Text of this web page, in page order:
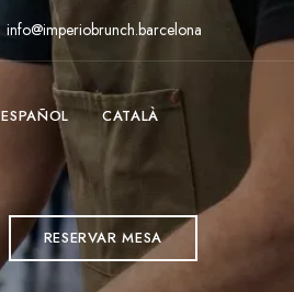
info@imperiobrunch.barcelona
ESPAÑOL CATALÀ
RESERVAR MESA